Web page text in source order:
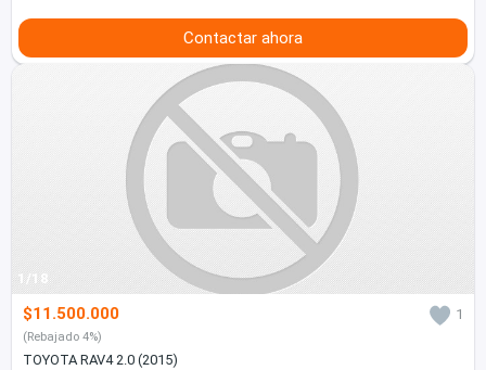
Contactar ahora
1/18
$11.500.000 1
(Rebajado 4%)
TOYOTA RAV4 2.0 (2015)